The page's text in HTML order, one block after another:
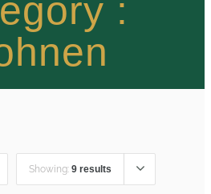
:
Showing:9 results